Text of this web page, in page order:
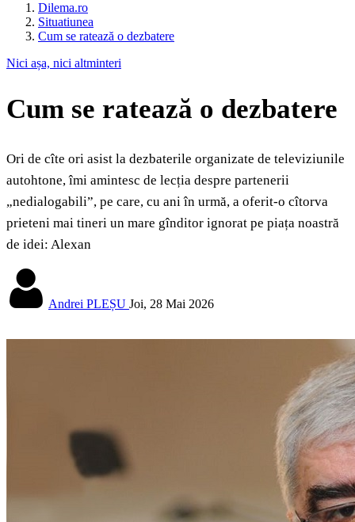
Dilema.ro
Situatiunea
Cum se ratează o dezbatere
Nici așa, nici altminteri
Cum se ratează o dezbatere
Ori de cîte ori asist la dezbaterile organizate de televiziunile
autohtone, îmi amintesc de lecția despre partenerii
„nedialogabili”, pe care, cu ani în urmă, a oferit-o cîtorva
prieteni mai tineri un mare gînditor ignorat pe piața noastră
de idei: Alexan
Andrei PLEȘU Joi, 28 Mai 2026